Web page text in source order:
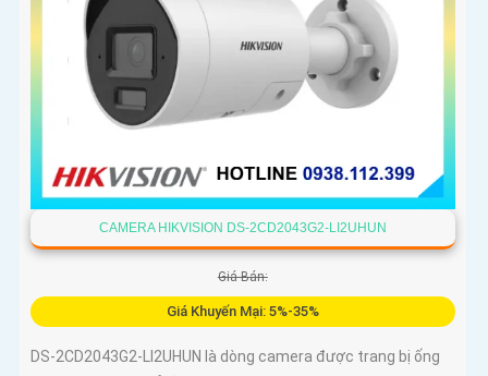
CAMERA HIKVISION DS-2CD2043G2-LI2UHUN
Giá Bán:
Giá Khuyến Mại: 5%-35%
DS-2CD2043G2-LI2UHUN là dòng camera được trang bị ống